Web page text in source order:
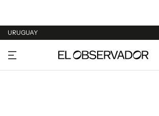
URUGUAY
URUGUAY
ARGENTINA